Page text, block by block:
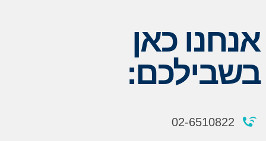
אנחנו כאן
בשבילכם:
02-6510822